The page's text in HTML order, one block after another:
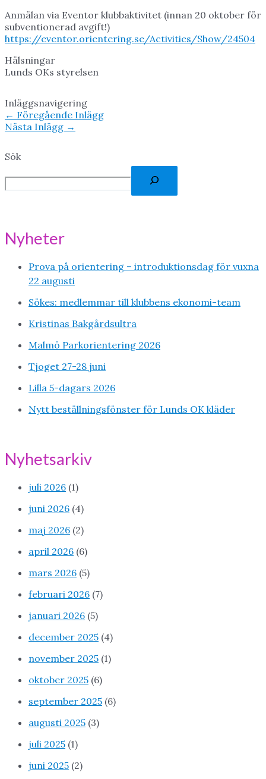
Anmälan via Eventor klubbaktivitet (innan 20 oktober för
subventionerad avgift!)
https://eventor.orientering.se/Activities/Show/24504
Hälsningar
Lunds OKs styrelsen
Inläggsnavigering
← Föregående Inlägg
Nästa Inlägg →
Sök
Nyheter
Prova på orientering – introduktionsdag för vuxna
22 augusti
Sökes: medlemmar till klubbens ekonomi-team
Kristinas Bakgårdsultra
Malmö Parkorientering 2026
Tjoget 27-28 juni
Lilla 5-dagars 2026
Nytt beställningsfönster för Lunds OK kläder
Nyhetsarkiv
juli 2026 (1)
juni 2026 (4)
maj 2026 (2)
april 2026 (6)
mars 2026 (5)
februari 2026 (7)
januari 2026 (5)
december 2025 (4)
november 2025 (1)
oktober 2025 (6)
september 2025 (6)
augusti 2025 (3)
juli 2025 (1)
juni 2025 (2)